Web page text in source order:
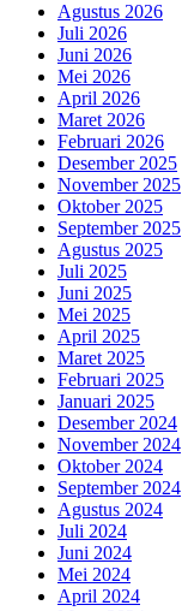
Agustus 2026
Juli 2026
Juni 2026
Mei 2026
April 2026
Maret 2026
Februari 2026
Desember 2025
November 2025
Oktober 2025
September 2025
Agustus 2025
Juli 2025
Juni 2025
Mei 2025
April 2025
Maret 2025
Februari 2025
Januari 2025
Desember 2024
November 2024
Oktober 2024
September 2024
Agustus 2024
Juli 2024
Juni 2024
Mei 2024
April 2024